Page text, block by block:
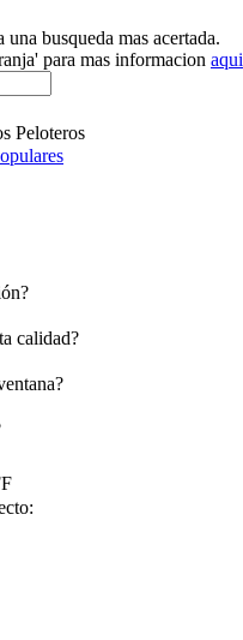
busqueda mas acertada.
para mas informacion aqui
Peloteros
calidad?